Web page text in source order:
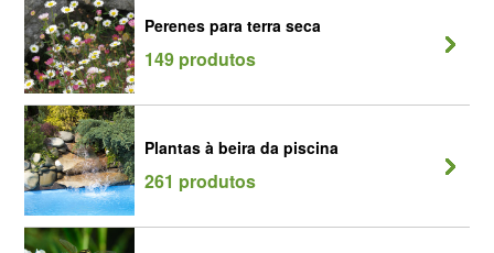
Perenes para terra seca
149 produtos
Plantas à beira da piscina
261 produtos